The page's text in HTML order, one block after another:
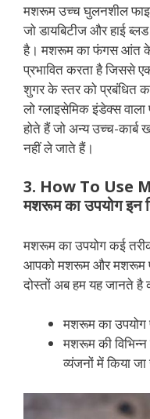
मशरूम उच्च घुलनशील
जो डायबिटीज और हाई
है। मशरूम का फंगस आंत के
प्रभावित करता है जिससे
शुगर के स्तर को प्रबंधित
लो ग्लाइसेमिक इंडेक्स
होते हैं जो अन्य उच्च-कार्ब
नहीं ले जाते हैं।
3. How To Use
मशरूम का उपयोग इन
मशरूम का उपयोग कई
आपको मशरूम और मशरूम
दोस्तों अब हम यह जानते
मशरूम का उपयोग
मशरूम की
व्यंजनों में किया